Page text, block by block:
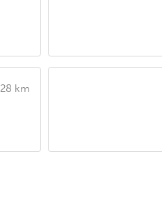
28 km